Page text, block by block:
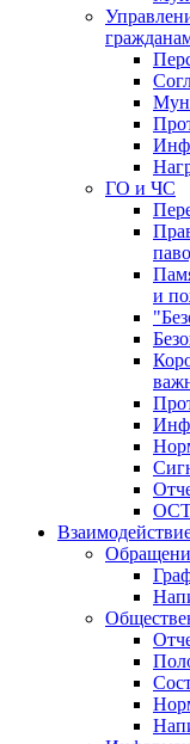
ГО и ЧС
и